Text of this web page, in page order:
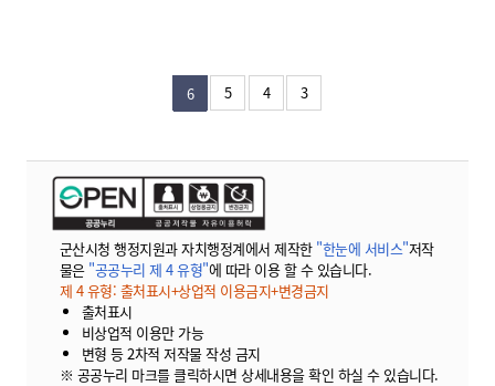
6 5 4 3
군산시청 행정지원과 자치행정계에서 제작한 "한눈에 서비스"저작
물은 "공공누리 제 4 유형"에 따라 이용 할 수 있습니다.
제 4 유형: 출처표시+상업적 이용금지+변경금지
출처표시
비상업적 이용만 가능
변형 등 2차적 저작물 작성 금지
※ 공공누리 마크를 클릭하시면 상세내용을 확인 하실 수 있습니다.